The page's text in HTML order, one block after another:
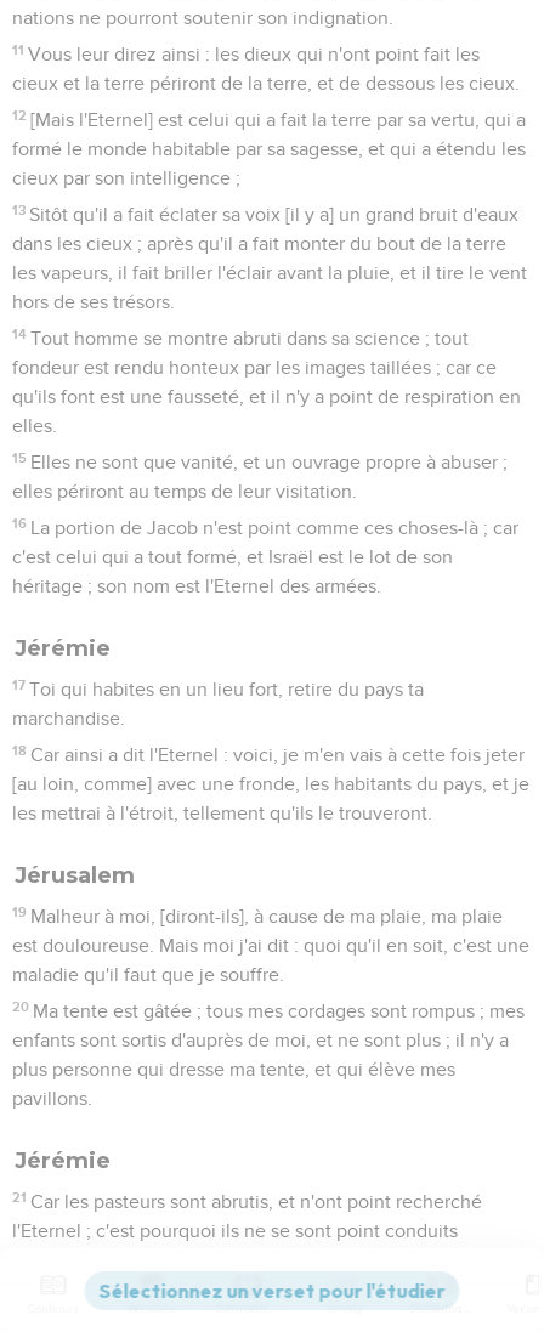
nations ne pourront soutenir son indignation.
11 Vous leur direz ainsi : les dieux qui n'ont point fait les
cieux et la terre périront de la terre, et de dessous les cieux.
12 [Mais l'Eternel] est celui qui a fait la terre par sa vertu, qui a
formé le monde habitable par sa sagesse, et qui a étendu les
cieux par son intelligence ;
13 Sitôt qu'il a fait éclater sa voix [il y a] un grand bruit d'eaux
dans les cieux ; après qu'il a fait monter du bout de la terre
les vapeurs, il fait briller l'éclair avant la pluie, et il tire le vent
hors de ses trésors.
14 Tout homme se montre abruti dans sa science ; tout
fondeur est rendu honteux par les images taillées ; car ce
qu'ils font est une fausseté, et il n'y a point de respiration en
elles.
15 Elles ne sont que vanité, et un ouvrage propre à abuser ;
elles périront au temps de leur visitation.
16 La portion de Jacob n'est point comme ces choses-là ; car
c'est celui qui a tout formé, et Israël est le lot de son
héritage ; son nom est l'Eternel des armées.
Jérémie
17 Toi qui habites en un lieu fort, retire du pays ta
marchandise.
18 Car ainsi a dit l'Eternel : voici, je m'en vais à cette fois jeter
[au loin, comme] avec une fronde, les habitants du pays, et je
les mettrai à l'étroit, tellement qu'ils le trouveront.
Jérusalem
19 Malheur à moi, [diront-ils], à cause de ma plaie, ma plaie
est douloureuse. Mais moi j'ai dit : quoi qu'il en soit, c'est une
maladie qu'il faut que je souffre.
20 Ma tente est gâtée ; tous mes cordages sont rompus ; mes
enfants sont sortis d'auprès de moi, et ne sont plus ; il n'y a
plus personne qui dresse ma tente, et qui élève mes
pavillons.
Jérémie
21 Car les pasteurs sont abrutis, et n'ont point recherché
l'Eternel ; c'est pourquoi ils ne se sont point conduits
Voici, un bruit de certaines nouvelles est venu, avec une
Versions Commentaires Strong